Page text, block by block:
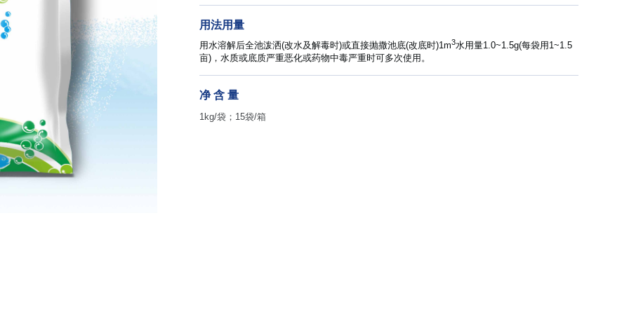
用法用量
用水溶解后全池泼洒(改水及解毒时)或直接抛撒池底(改底时)1m3水用量1.0~1.5g(每袋用1~1.5
亩)，水质或底质严重恶化或药物中毒严重时可多次使用。
净 含 量
1kg/袋；15袋/箱